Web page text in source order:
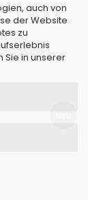
auch von
der Website
zu
Sie in unserer